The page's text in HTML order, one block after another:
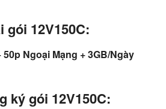
gói 12V150C:
50p Ngoại Mạng + 3GB/Ngày
ký gói 12V150C: